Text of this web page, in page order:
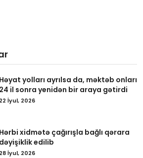
Həyat yolları ayrılsa da, məktəb onları
24 il sonra yenidən bir araya gətirdi
22 İyul, 2026
Hərbi xidmətə çağırışla bağlı qərara
dəyişiklik edilib
28 İyul, 2026